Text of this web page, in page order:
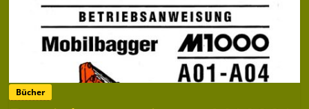
Bücher